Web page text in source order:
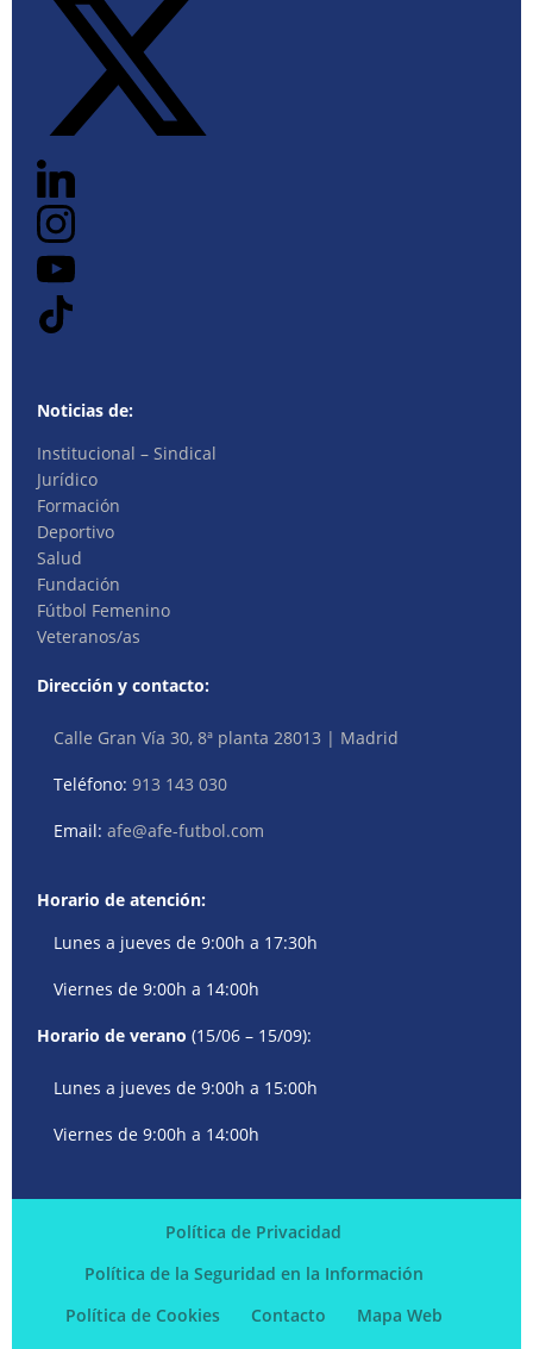
Noticias de:
Institucional – Sindical
Jurídico
Formación
Deportivo
Salud
Fundación
Fútbol Femenino
Veteranos/as
Dirección y contacto:
Calle Gran Vía 30, 8ª planta 28013 | Madrid
Teléfono:913 143 030
Email:afe@afe-futbol.com
Horario de atención:
Lunes a jueves de 9:00h a 17:30h
Viernes de 9:00h a 14:00h
Horario de verano (15/06 – 15/09):
Lunes a jueves de 9:00h a 15:00h
Viernes de 9:00h a 14:00h
Política de Privacidad
Política de la Seguridad en la Información
Política de Cookies
Contacto
Mapa Web